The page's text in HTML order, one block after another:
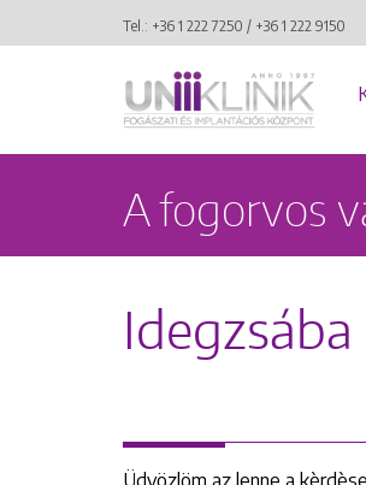
Tel.: +36 1 222 7250 / +36 1 222 9150
A fogorvos
Idegzsába
Üdvözlöm az lenne a